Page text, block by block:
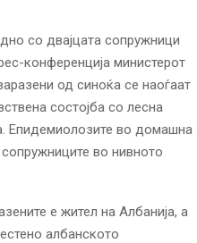
со двајцата сопружници
конференција министерот
од синоќа се наоѓаат
состојба со лесна
Епидемиолозите во домашна
во нивното
е жител на Албанија, а
албанското